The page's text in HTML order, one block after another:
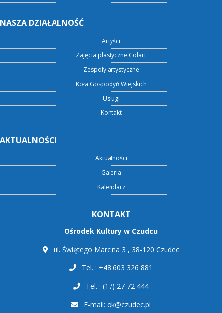
NASZA DZIAŁALNOŚĆ
Artyści
Zajęcia plastyczne Colart
Zespoły artystyczne
Koła Gospodyń Wiejskich
Usługi
Kontakt
AKTUALNOŚCI
Aktualności
Galeria
Kalendarz
KONTAKT
Ośrodek Kultury w Czudcu
ul. Świętego Marcina 3 , 38-120 Czudec
Tel. : +48 603 326 881
Tel. : (17) 27 72 444
E-mail: ok@czudec.pl